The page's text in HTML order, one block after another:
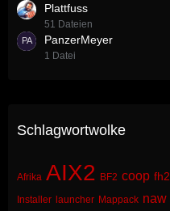
Plattfuss
51 Dateien
PanzerMeyer
1 Datei
Schlagwortwolke
Afrika AIX2 BF2 coop fh2
Installer launcher Mappack naw